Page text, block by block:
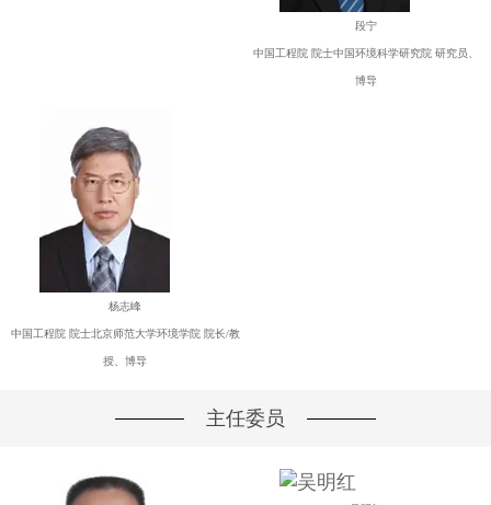
段宁
中国工程院 院士中国环境科学研究院 研究员、
博导
杨志峰
中国工程院 院士北京师范大学环境学院 院长/教
授、博导
主任委员